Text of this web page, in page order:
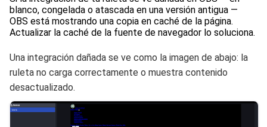
blanco, congelada o atascada en una versión antigua —
OBS está mostrando una copia en caché de la página.
Actualizar la caché de la fuente de navegador lo soluciona.
Una integración dañada se ve como la imagen de abajo: la
ruleta no carga correctamente o muestra contenido
desactualizado.